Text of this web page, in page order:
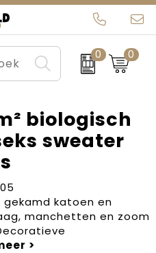
0 0
biologisch
sweater
gekamd katoen en
manchetten en zoom